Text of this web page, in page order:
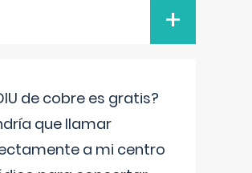
+
de cobre es gratis?
que llamar
a mi centro